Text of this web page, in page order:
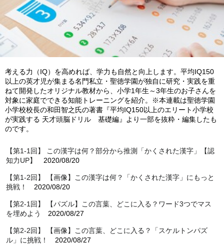
考える力（IQ）を高めれば、学力も自然と向上します。平均IQ150
以上の英才児が集まる名門私立・聖徳学園が独自に研究・実践を重
ねて開発したオリジナル教材から、小学1年生～3年生のお子さんを
対象に家庭でできる知能トレーニングを紹介。※本連載は聖徳学園
小学校校長の和田智之氏の著書『平均IQ150以上のエリート小学校
が実践する 天才頭脳ドリル 基礎編』より一部を抜粋・編集したも
のです。
【第1-1回】 この漢字は何？部分から推測「かくされた漢字」【認
知力UP】
2020/08/20
【第1-2回】 【画像】この漢字は何？「かくされた漢字」にもっと
挑戦！
2020/08/20
【第2-1回】 【パズル】この言葉、どこに入る？ワード3つでマス
を埋めよう
2020/08/27
【第2-2回】 【画像】この言葉、どこに入る？「スケルトンパズ
ル」に挑戦！
2020/08/27